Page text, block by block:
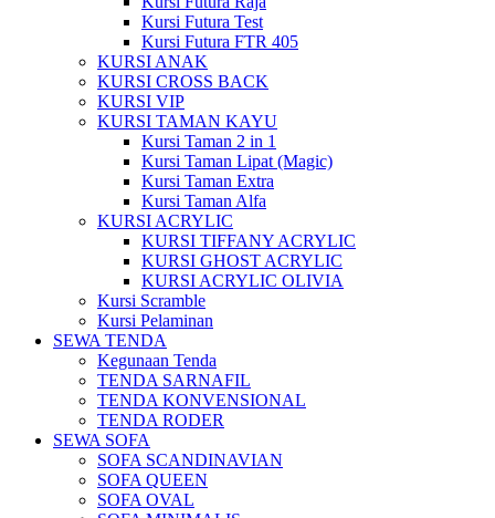
Kursi Futura Test
Kursi Futura FTR 405
KURSI ANAK
KURSI CROSS BACK
KURSI VIP
KURSI TAMAN KAYU
Kursi Taman 2 in 1
Kursi Taman Lipat (Magic)
Kursi Taman Extra
Kursi Taman Alfa
KURSI ACRYLIC
KURSI TIFFANY ACRYLIC
KURSI GHOST ACRYLIC
KURSI ACRYLIC OLIVIA
Kursi Scramble
Kursi Pelaminan
SEWA TENDA
Kegunaan Tenda
TENDA SARNAFIL
TENDA KONVENSIONAL
TENDA RODER
SEWA SOFA
SOFA SCANDINAVIAN
SOFA QUEEN
SOFA OVAL